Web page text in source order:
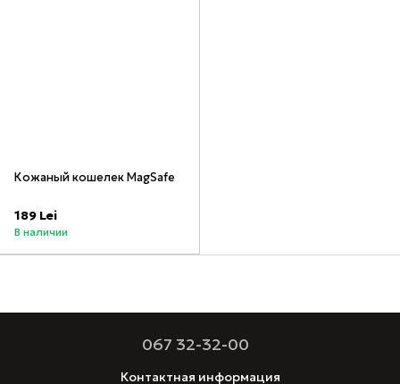
Кожаный кошелек MagSafe
189 Lei
В наличии
067 32-32-00
Контактная информация